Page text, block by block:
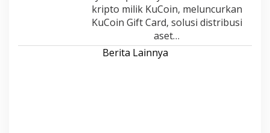
kripto milik KuCoin, meluncurkan
KuCoin Gift Card, solusi distribusi
aset…
Berita Lainnya